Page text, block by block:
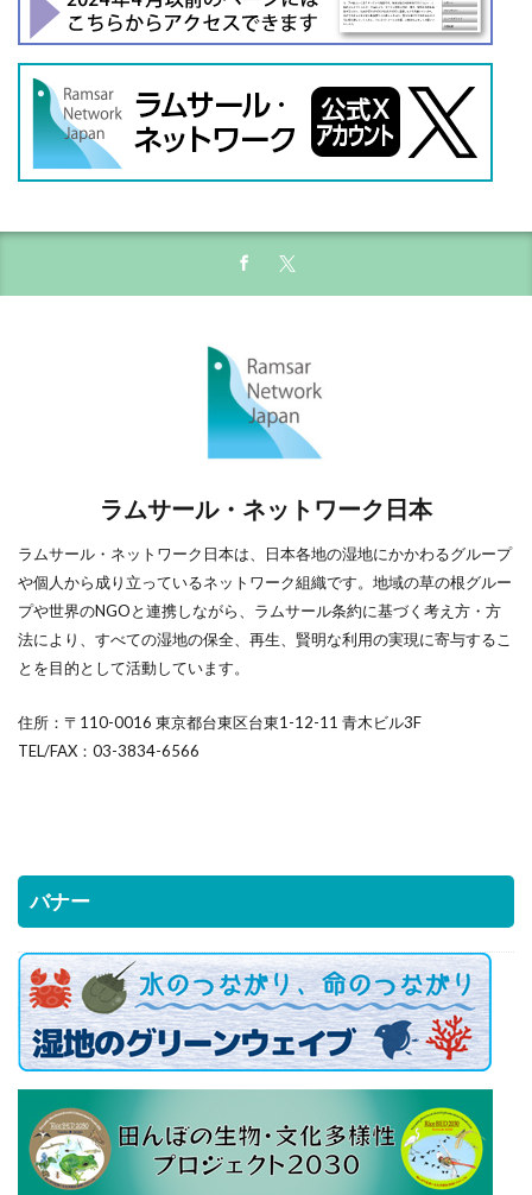
ラムサール・ネットワーク日本
ラムサール・ネットワーク日本は、日本各地の湿地にかかわるグループ
や個人から成り立っているネットワーク組織です。地域の草の根グルー
プや世界のNGOと連携しながら、ラムサール条約に基づく考え方・方
法により、すべての湿地の保全、再生、賢明な利用の実現に寄与するこ
とを目的として活動しています。
住所：〒110-0016 東京都台東区台東1-12-11 青木ビル3F
TEL/FAX：03-3834-6566
バナー